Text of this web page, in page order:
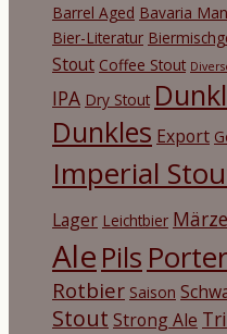
Barrel Aged Bavaria
Bier-Literatur
Stout Coffee Stout
IPA Dry Stout
Dunkles Export
Imperial
Lager Leichtbier
Ale Pils Porter
Rotbier Saison
Stout Strong Ale